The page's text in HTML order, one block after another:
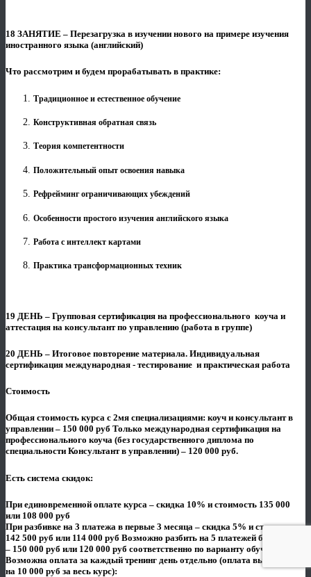
18 ЗАНЯТИЕ – Перезагрузка в изучении нового на примере изучения
иностранного языка (английский)
Что рассмотрим и будем прорабатывать в практике:
Традиционное и естественное обучение
Конструктивная обратная связь
Теория компетентности
Положительный опыт освоения навыка
Рефрейминг ограничивающих убеждений
Особенности простого изучения английского языка
Работа с интеллект картами
Практика трансформационных техник
19 ДЕНЬ – Групповая сертификация на профессионального коуча и
аттестация на консультант по управлению (работа в группе)
20 ДЕНЬ – Итоговое повторение материала. Индивидуальная
сертификация международная - тестирование и практическая работа
Стоимость
Общая стоимость курса с 2мя специализациями: коуч и консультант в
управлении – 150 000 руб Только международная сертификация на
профессионального коуча (без государственного диплома по
специальности Консультант в управлении) – 120 000 руб.
Есть система скидок:
При единовременной оплате курса – скидка 10% и стоимость 135 000
или 108 000 руб
При разбивке на 3 платежа в первые 3 месяца – скидка 5% и стоимость
142 500 руб или 114 000 руб Возможно разбить на 5 платежей без скидки
– 150 000 руб или 120 000 руб соответственно по варианту обучения.
Возможна оплата за каждый тренинг день отдельно (оплата выше
на 10 000 руб за весь курс):